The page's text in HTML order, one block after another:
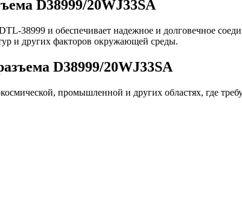
D38999/20WJ33SA
38999 и обеспечивает надежное и долговечное
и других факторов окружающей среды.
D38999/20WJ33SA
промышленной и других областях, где